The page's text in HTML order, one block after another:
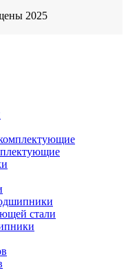
2025
стали